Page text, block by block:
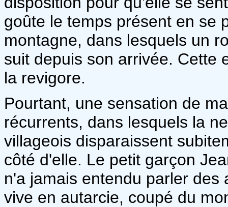
goûte le temps présent en se
montagne, dans lesquels un
suit depuis son arrivée. Cette
la revigore.
Pourtant, une sensation de
récurrents, dans lesquels la
villageois disparaissent
côté d'elle. Le petit garçon
n'a jamais entendu parler
vive en autarcie, coupé du